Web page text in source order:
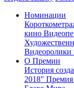
Номинации
кино
Видеоролики
О Премии
История
2018"